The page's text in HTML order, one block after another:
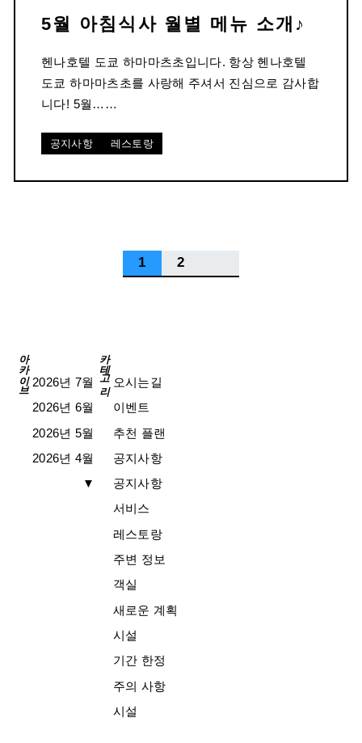
5월 아침식사 월별 메뉴 소개♪
헨나호텔 도쿄 하마마츠초입니다. 항상 헨나호텔
도쿄 하마마츠초를 사랑해 주셔서 진심으로 감사합
니다! 5월……
공지사항 레스토랑
1 2
아카이브 2026년 7월
2026년 6월
2026년 5월
2026년 4월
▼
카테고리 오시는길
이벤트
추천 플랜
공지사항
공지사항
서비스
레스토랑
주변 정보
객실
새로운 계획
시설
기간 한정
주의 사항
시설